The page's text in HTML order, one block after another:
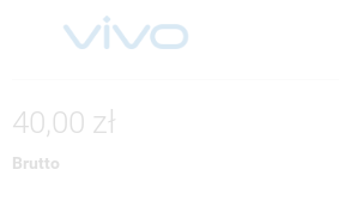
40,00 zł
Brutto